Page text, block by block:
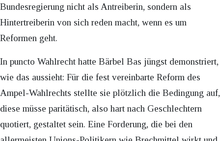
Bundesregierung nicht als Antreiberin, sondern als
Hintertreiberin von sich reden macht, wenn es um
Reformen geht.
In puncto Wahlrecht hatte Bärbel Bas jüngst demonstriert,
wie das aussieht: Für die fest vereinbarte Reform des
Ampel-Wahlrechts stellte sie plötzlich die Bedingung auf,
diese müsse paritätisch, also hart nach Geschlechtern
quotiert, gestaltet sein. Eine Forderung, die bei den